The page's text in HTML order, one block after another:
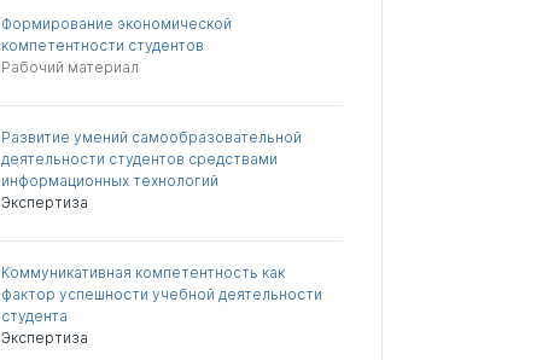
Формирование экономической
компетентности студентов
Рабочий материал
Развитие умений самообразовательной
деятельности студентов средствами
информационных технологий
Экспертиза
Коммуникативная компетентность как
фактор успешности учебной деятельности
студента
Экспертиза